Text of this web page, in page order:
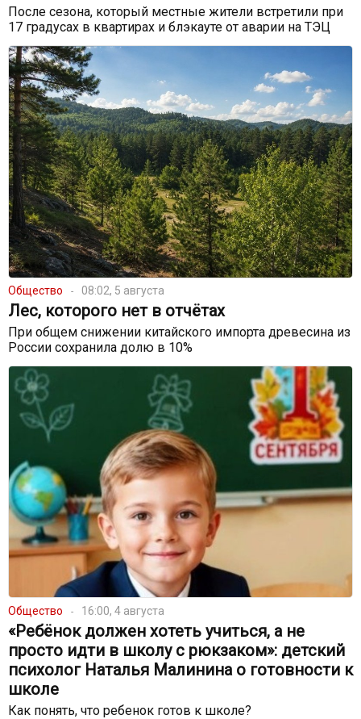
После сезона, который местные жители встретили при
17 градусах в квартирах и блэкауте от аварии на ТЭЦ
Общество 08:02, 5 августа
Лес, которого нет в отчётах
При общем снижении китайского импорта древесина из
России сохранила долю в 10%
Общество 16:00, 4 августа
«Ребёнок должен хотеть учиться, а не
просто идти в школу с рюкзаком»: детский
психолог Наталья Малинина о готовности к
школе
Как понять, что ребенок готов к школе?